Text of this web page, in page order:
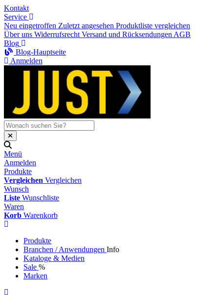
Kontakt
Service
Neu eingetroffen Zuletzt angesehen Produktliste vergleichen
Über uns Widerrufsrecht Versand und Rücksendungen AGB
Blog
Blog-Hauptseite
Anmelden
Menü
Anmelden
Produkte
Vergleichen Vergleichen
Wunsch
Liste Wunschliste
Waren
Korb Warenkorb
Produkte
Branchen / Anwendungen Info
Kataloge & Medien
Sale %
Marken